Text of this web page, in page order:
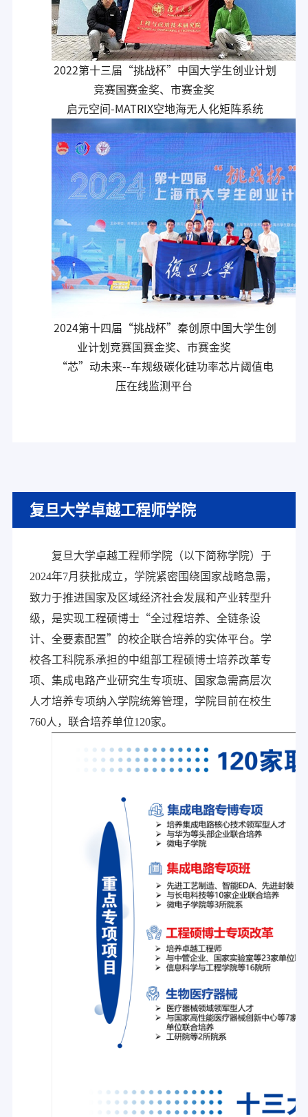
2022第十三届“挑战杯”中国大学生创业计划
竞赛国赛金奖、市赛金奖
启元空间-MATRIX空地海无人化矩阵系统
2024第十四届“挑战杯”秦创原中国大学生创
业计划竞赛国赛金奖、市赛金奖
“芯”动未来--车规级碳化硅功率芯片阈值电
压在线监测平台
复旦大学卓越工程师学院
复旦大学卓越工程师学院（以下简称学院）于
2024年7月获批成立，学院紧密围绕国家战略急需，
致力于推进国家及区域经济社会发展和产业转型升
级，是实现工程硕博士“全过程培养、全链条设
计、全要素配置”的校企联合培养的实体平台。学
校各工科院系承担的中组部工程硕博士培养改革专
项、集成电路产业研究生专项班、国家急需高层次
人才培养专项纳入学院统筹管理，学院目前在校生
760人，联合培养单位120家。